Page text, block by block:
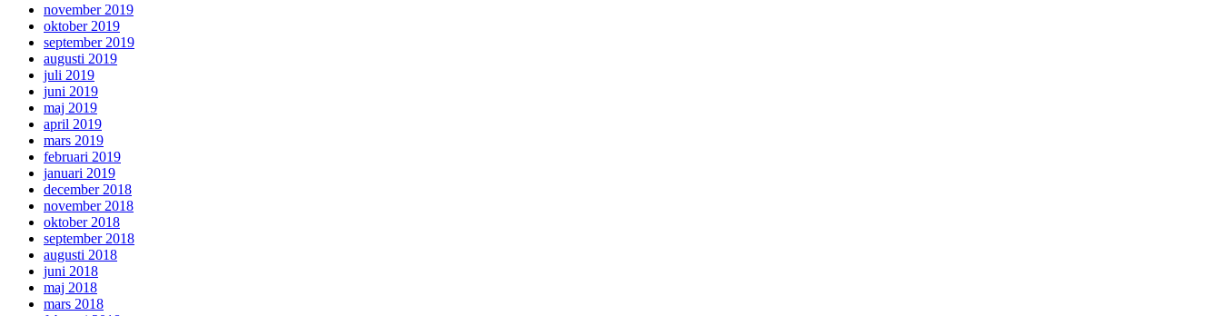
november 2019
oktober 2019
september 2019
augusti 2019
juli 2019
juni 2019
maj 2019
april 2019
mars 2019
februari 2019
januari 2019
december 2018
november 2018
oktober 2018
september 2018
augusti 2018
juni 2018
maj 2018
mars 2018